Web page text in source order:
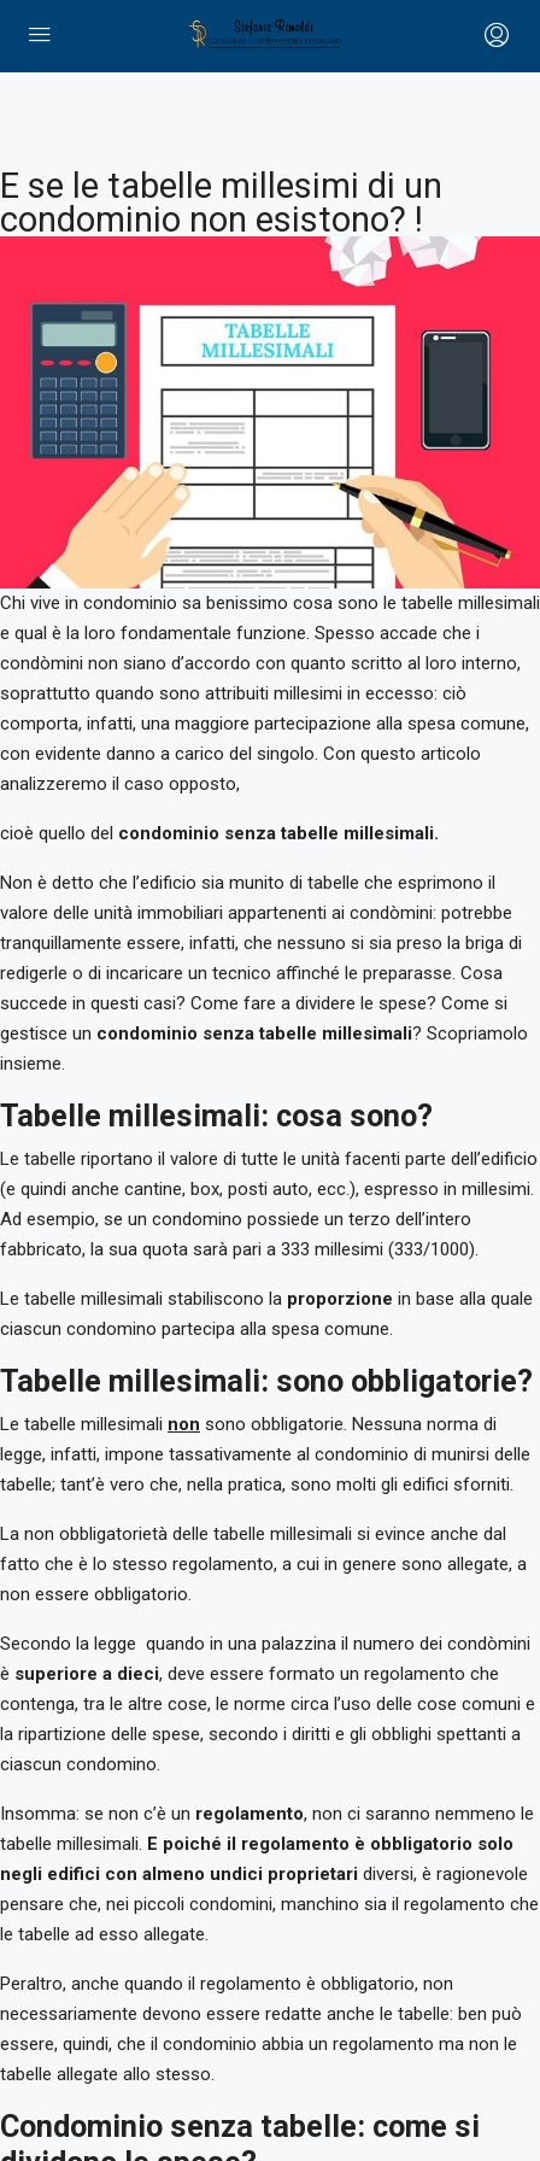
E se le tabelle millesimi di un
condominio non esistono? !
Chi vive in condominio sa benissimo cosa sono le tabelle millesimali
e qual è la loro fondamentale funzione. Spesso accade che i
condòmini non siano d’accordo con quanto scritto al loro interno,
soprattutto quando sono attribuiti millesimi in eccesso: ciò
comporta, infatti, una maggiore partecipazione alla spesa comune,
con evidente danno a carico del singolo. Con questo articolo
analizzeremo il caso opposto,
cioè quello del condominio senza tabelle millesimali.
Non è detto che l’edificio sia munito di tabelle che esprimono il
valore delle unità immobiliari appartenenti ai condòmini: potrebbe
tranquillamente essere, infatti, che nessuno si sia preso la briga di
redigerle o di incaricare un tecnico affinché le preparasse. Cosa
succede in questi casi? Come fare a dividere le spese? Come si
gestisce un condominio senza tabelle millesimali? Scopriamolo
insieme.
Tabelle millesimali: cosa sono?
Le tabelle riportano il valore di tutte le unità facenti parte dell’edificio
(e quindi anche cantine, box, posti auto, ecc.), espresso in millesimi.
Ad esempio, se un condomino possiede un terzo dell’intero
fabbricato, la sua quota sarà pari a 333 millesimi (333/1000).
Le tabelle millesimali stabiliscono la proporzione in base alla quale
ciascun condomino partecipa alla spesa comune.
Tabelle millesimali: sono obbligatorie?
Le tabelle millesimali non sono obbligatorie. Nessuna norma di
legge, infatti, impone tassativamente al condominio di munirsi delle
tabelle; tant’è vero che, nella pratica, sono molti gli edifici sforniti.
La non obbligatorietà delle tabelle millesimali si evince anche dal
fatto che è lo stesso regolamento, a cui in genere sono allegate, a
non essere obbligatorio.
Secondo la legge quando in una palazzina il numero dei condòmini
è superiore a dieci, deve essere formato un regolamento che
contenga, tra le altre cose, le norme circa l’uso delle cose comuni e
la ripartizione delle spese, secondo i diritti e gli obblighi spettanti a
ciascun condomino.
Insomma: se non c’è un regolamento, non ci saranno nemmeno le
tabelle millesimali. E poiché il regolamento è obbligatorio solo
negli edifici con almeno undici proprietari diversi, è ragionevole
pensare che, nei piccoli condomini, manchino sia il regolamento che
le tabelle ad esso allegate.
Peraltro, anche quando il regolamento è obbligatorio, non
necessariamente devono essere redatte anche le tabelle: ben può
essere, quindi, che il condominio abbia un regolamento ma non le
tabelle allegate allo stesso.
Condominio senza tabelle: come si